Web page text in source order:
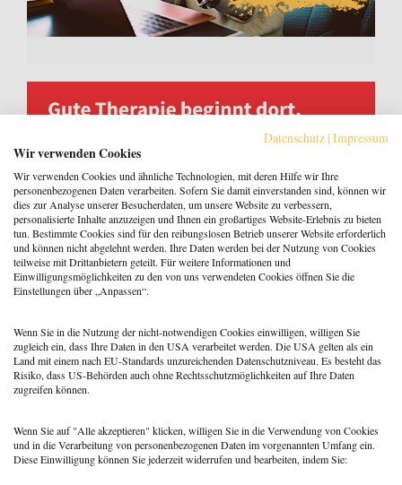
Menü
Datenschutz | Impressum
Wir verwenden Cookies
Wir verwenden Cookies und ähnliche Technologien, mit deren Hilfe wir Ihre
personenbezogenen Daten verarbeiten. Sofern Sie damit einverstanden sind, können wir
dies zur Analyse unserer Besucherdaten, um unsere Website zu verbessern,
personalisierte Inhalte anzuzeigen und Ihnen ein großartiges Website-Erlebnis zu bieten
tun. Bestimmte Cookies sind für den reibungslosen Betrieb unserer Website erforderlich
und können nicht abgelehnt werden. Ihre Daten werden bei der Nutzung von Cookies
teilweise mit Drittanbietern geteilt. Für weitere Informationen und
Einwilligungsmöglichkeiten zu den von uns verwendeten Cookies öffnen Sie die
Einstellungen über „Anpassen“.
Wenn Sie in die Nutzung der nicht-notwendigen Cookies einwilligen, willigen Sie
zugleich ein, dass Ihre Daten in den USA verarbeitet werden. Die USA gelten als ein
Land mit einem nach EU-Standards unzureichenden Datenschutzniveau. Es besteht das
Risiko, dass US-Behörden auch ohne Rechtsschutzmöglichkeiten auf Ihre Daten
zugreifen können.
Wenn Sie auf "Alle akzeptieren" klicken, willigen Sie in die Verwendung von Cookies
und in die Verarbeitung von personenbezogenen Daten im vorgenannten Umfang ein.
Diese Einwilligung können Sie jederzeit widerrufen und bearbeiten, indem Sie: